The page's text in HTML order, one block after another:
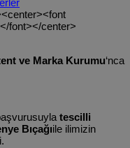
ve Marka Kurumu‘nca
tescilli
Bıçağıile ilimizin